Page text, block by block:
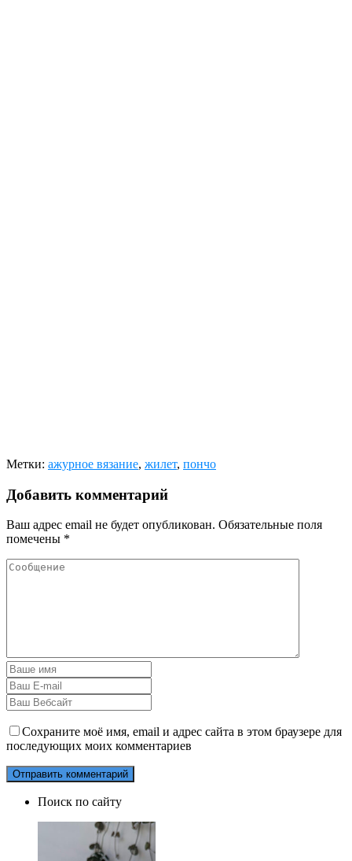
Метки: ажурное вязание, жилет, пончо
Добавить комментарий
Ваш адрес email не будет опубликован. Обязательные поля
помечены *
Сохраните моё имя, email и адрес сайта в этом браузере для
последующих моих комментариев
Поиск по сайту